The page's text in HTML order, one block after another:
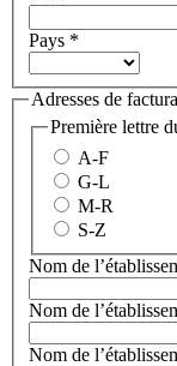
Pays *
Adresses de
Première lettre
A-F
G-L
M-R
S-Z
Nom de
Nom de
Nom de